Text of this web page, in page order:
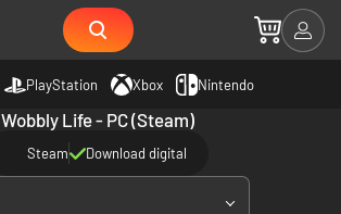
PlayStation Xbox Nintendo
Wobbly Life - PC (Steam)
Steam Download digital